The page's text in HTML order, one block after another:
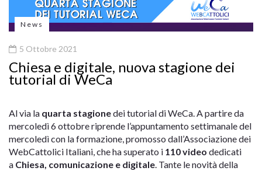
News
5 Ottobre 2021
Chiesa e digitale, nuova stagione dei
tutorial di WeCa
Al via la quarta stagionedei tutorial di WeCa. A partire da
mercoledì 6 ottobre riprende l’appuntamento settimanale del
mercoledì con la formazione, promosso dall’Associazione dei
WebCattolici Italiani, che ha superato i 110 video dedicati
a Chiesa, comunicazione e digitale. Tante le novità della